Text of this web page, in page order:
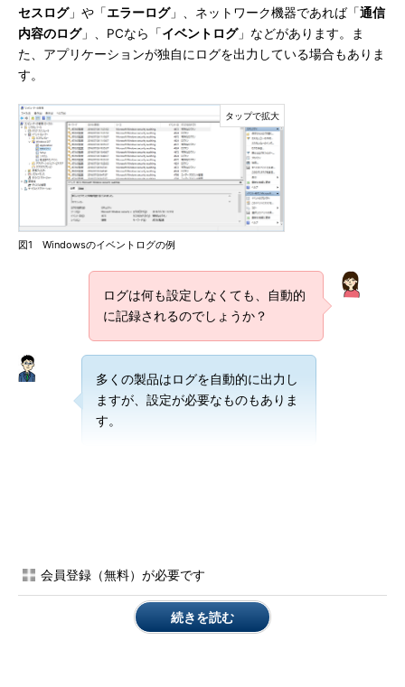
セスログ」や「エラーログ」、ネットワーク機器であれば「通信
内容のログ」、PCなら「イベントログ」などがあります。ま
た、アプリケーションが独自にログを出力している場合もありま
す。
図1 Windowsのイベントログの例
ログは何も設定しなくても、自動的
に記録されるのでしょうか？
多くの製品はログを自動的に出力し
ますが、設定が必要なものもありま
す。
内容に関する設定が必要な場合が多く、家庭向けの機器では、必
要最低限のログしか取得できないようなものもあります。
会員登録（無料）が必要です
続きを読む